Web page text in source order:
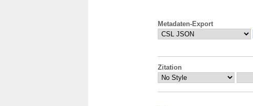
Metadaten-Export
Zitation